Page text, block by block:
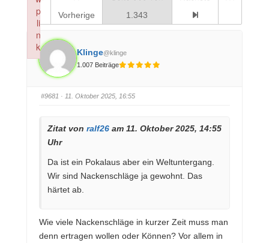
Vorherige
1.343
Klinge@klinge
1.007 Beiträge
#9681 · 11. Oktober 2025, 16:55
Zitat von ralf26am 11. Oktober 2025, 14:55
Uhr
Da ist ein Pokalaus aber ein Weltuntergang.
Wir sind Nackenschläge ja gewohnt. Das
härtet ab.
Wie viele Nackenschläge in kurzer Zeit muss man
denn ertragen wollen oder Können? Vor allem in
p
li
n
k
Failed to initialize plugin: wplink